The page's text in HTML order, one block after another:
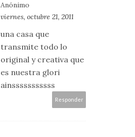
Anónimo
viernes, octubre 21, 2011
una casa que
transmite todo lo
original y creativa que
es nuestra glori
ainsssssssssss
Responder